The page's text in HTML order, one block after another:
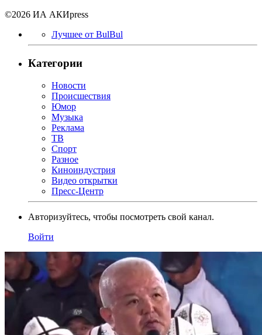
©2026 ИА АКИpress
Лучшее от BulBul
Категории
Новости
Происшествия
Юмор
Музыка
Реклама
ТВ
Спорт
Разное
Киноиндустрия
Видео открытки
Пресс-Центр
Авторизуйтесь, чтобы посмотреть свой канал.
Войти